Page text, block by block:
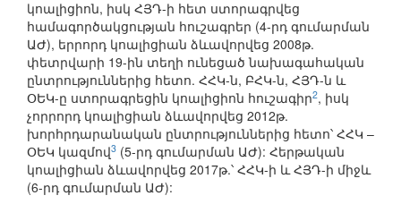
կոալիցիոն, իսկ ՀՅԴ-ի հետ ստորագրվեց
համագործակցության հուշագրեր (4-րդ գումարման
ԱԺ), երրորդ կոալիցիան ձևավորվեց 2008թ.
փետրվարի 19-ին տեղի ունեցած նախագահական
ընտրություններից հետո. ՀՀԿ-ն, ԲՀԿ-ն, ՀՅԴ-ն և
ՕԵԿ-ը ստորագրեցին կոալիցիոն հուշագիր2, իսկ
չորրորդ կոալիցիան ձևավորվեց 2012թ.
խորհրդարանական ընտրություններից հետո՝ ՀՀԿ –
ՕԵԿ կազմով3 (5-րդ գումարման ԱԺ): Հերթական
կոալիցիան ձևավորվեց 2017թ.՝ ՀՀԿ-ի և ՀՅԴ-ի միջև
(6-րդ գումարման ԱԺ):